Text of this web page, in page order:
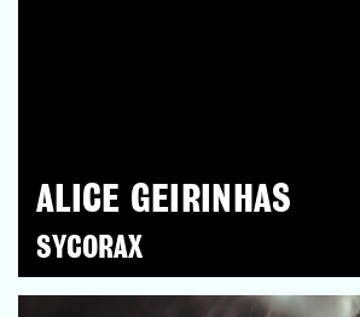
ALICE GEIRINHAS
SYCORAX